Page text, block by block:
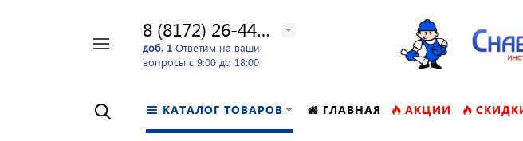
8 (8172) 26-44-24
доб. 1 Ответим на ваши
вопросы с 9:00 до 18:00
КАТАЛОГ ТОВАРОВ ГЛАВНАЯ АКЦИИ